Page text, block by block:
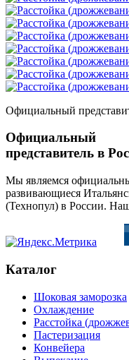
Официальный
Официальный
представитель в
Мы являемся
развивающиеся
(Технопул) в России.
Каталог
Шоковая заморозка
Охлаждение
Расстойка
Пастеризация
Конвейера